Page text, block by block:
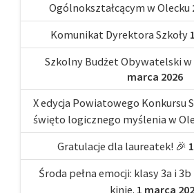
Ogólnokształcącym w Olecku
Komunikat Dyrektora Szkoły
Szkolny Budżet Obywatelski w
marca 2026
X edycja Powiatowego Konkursu
święto logicznego myślenia w
Gratulacje dla laureatek! 🎉
Środa pełna emocji: klasy 3a i
kinie. 1 marca